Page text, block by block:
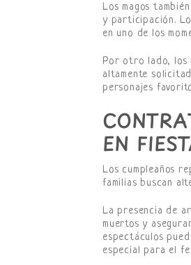
Los magos
y participación.
en uno de los
Por otro lado, los
altamente
personajes
EN
Los cumpleaños
familias buscan
La presencia de
muertos y
espectáculos
especial para el